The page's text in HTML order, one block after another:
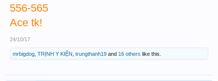
556-565
Ace tk!
24/10/17
mrbigdog TRỊNH Y KIỆN trungthanh19 and 16 others like this.